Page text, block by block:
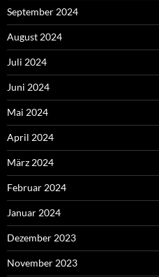
September 2024
August 2024
Juli 2024
Juni 2024
Mai 2024
April 2024
März 2024
Februar 2024
Januar 2024
Dezember 2023
November 2023